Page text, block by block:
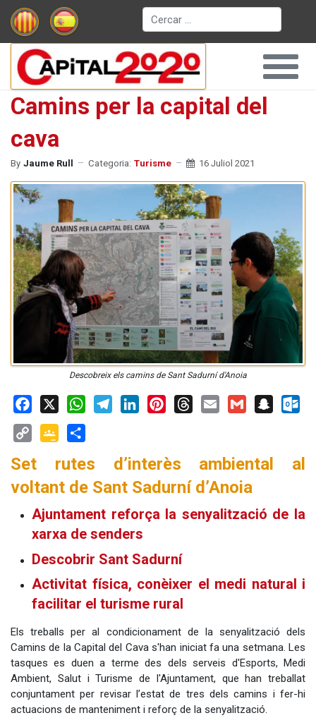
Cerca
Camins per la capital del
cava
By Jaume Rull Categoria: Turisme 16 Juliol 2021
Descobreix els camins de Sant Sadurní d'Anoia
Facebook
X WhatsApp
Link
Classroom
Set rutes d’interès ambiental al
voltant de Sant Sadurní d’Anoia
Ajuntament reforça la senyalització de la
xarxa de senders
Descobrir Sant Sadurní
Activitat física, conèixer el medi natural i
facilitar el turisme rural
Els treballs per al condicionament de la senyalització dels
Camins de la Capital del Cava s'han iniciat fa una setmana. Les
tasques es duen a terme des dels serveis d'Esports, Medi
Ambient, Salut i Turisme de l'Ajuntament, que han treballat
conjuntament per revisar l’estat de tres dels camins i fer-hi
actuacions de manteniment i reforç de la senyalització.